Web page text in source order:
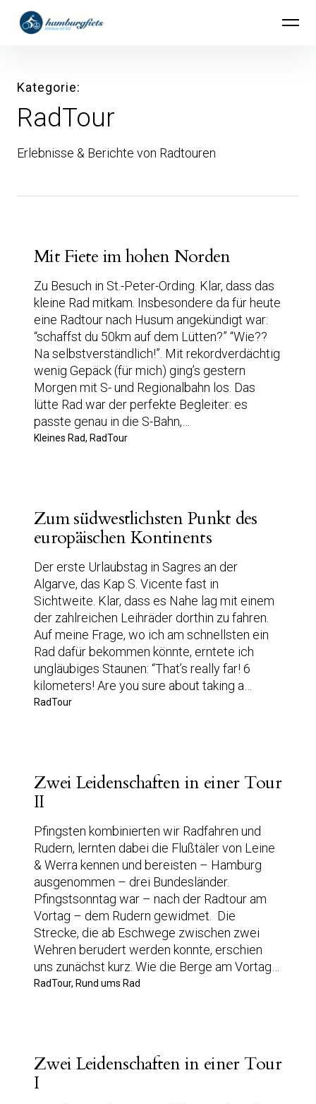
überspringen
hamburgfiets – Abenteuer mit Rad
Kategorie
RadTour
Erlebnisse & Berichte von Radtouren
Mit Fiete im hohen Norden
Zu Besuch in St.-Peter-Ording. Klar, dass das
kleine Rad mitkam. Insbesondere da für heute
eine Radtour nach Husum angekündigt war:
“schaffst du 50km auf dem Lütten?” “Wie??
Na selbstverständlich!”. Mit rekordverdächtig
wenig Gepäck (für mich) ging’s gestern
Morgen mit S- und Regionalbahn los. Das
lütte Rad war der perfekte Begleiter: es
passte genau in die S-Bahn,…
Kleines Rad, RadTour
Zum südwestlichsten Punkt des
europäischen Kontinents
Der erste Urlaubstag in Sagres an der
Algarve, das Kap S. Vicente fast in
Sichtweite. Klar, dass es Nahe lag mit einem
der zahlreichen Leihräder dorthin zu fahren.
Auf meine Frage, wo ich am schnellsten ein
Rad dafür bekommen könnte, erntete ich
ungläubiges Staunen: “That’s really far! 6
kilometers! Are you sure about taking a…
RadTour
Zwei Leidenschaften in einer Tour
II
Pfingsten kombinierten wir Radfahren und
Rudern, lernten dabei die Flußtäler von Leine
& Werra kennen und bereisten – Hamburg
ausgenommen – drei Bundesländer.
Pfingstsonntag war – nach der Radtour am
Vortag – dem Rudern gewidmet. Die
Strecke, die ab Eschwege zwischen zwei
Wehren berudert werden konnte, erschien
uns zunächst kurz. Wie die Berge am Vortag…
RadTour, Rund ums Rad
Zwei Leidenschaften in einer Tour
I